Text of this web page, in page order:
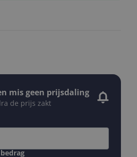
mis geen prijsdaling
de prijs zakt